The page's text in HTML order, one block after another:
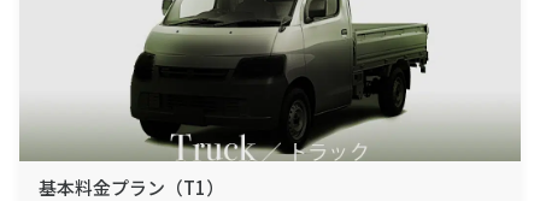
基本料金プラン（T1）